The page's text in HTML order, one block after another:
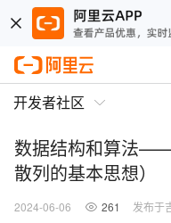
开发者社区
数据结构和算法——
散列的基本思想）
2024-06-06 261 发布于